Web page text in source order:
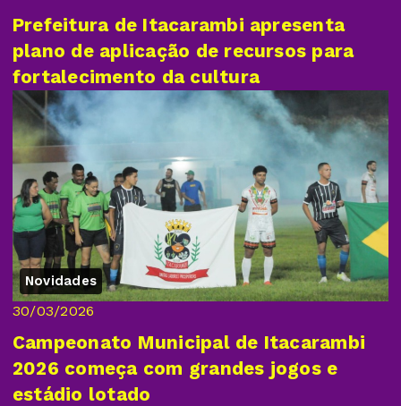
Prefeitura de Itacarambi apresenta
plano de aplicação de recursos para
fortalecimento da cultura
Novidades
30/03/2026
Campeonato Municipal de Itacarambi
2026 começa com grandes jogos e
estádio lotado